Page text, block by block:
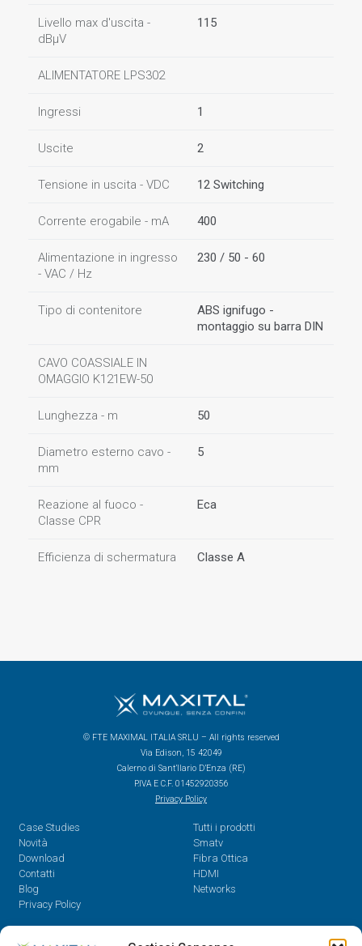
Livello max d'uscita -
dBµV
115
ALIMENTATORE LPS302
Ingressi 1
Uscite 2
Tensione in uscita - VDC 12 Switching
Corrente erogabile - mA 400
Alimentazione in ingresso
- VAC / Hz
230 / 50 - 60
Tipo di contenitore
ABS ignifugo -
montaggio su barra DIN
CAVO COASSIALE IN
OMAGGIO K121EW-50
Lunghezza - m 50
Diametro esterno cavo -
mm
5
Reazione al fuoco -
Classe CPR
Eca
Efficienza di schermatura Classe A
© FTE MAXIMAL ITALIA SRLU – All rights reserved
Via Edison, 15 42049
Calerno di Sant’Ilario D’Enza (RE)
P.IVA E C.F. 01452920356
Privacy Policy
Case Studies
Novità
Download
Contatti
Blog
Privacy Policy
Tutti i prodotti
Smatv
Fibra Ottica
HDMI
Networks